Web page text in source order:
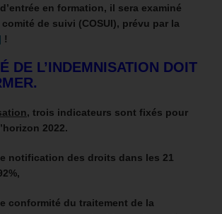
en formation, il sera examiné
de suivi (COSUI), prévu par la
!
DE L’INDEMNISATION DOIT
, trois indicateurs sont fixés pour
2022.
notification des droits dans les 21
conformité du traitement de la